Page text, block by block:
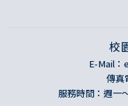
校
E-Mail：
傳真
服務時間：週一